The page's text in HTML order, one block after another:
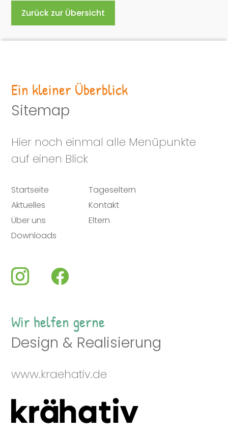
Zurück zur Übersicht
Ein kleiner Überblick
Sitemap
Hier noch einmal alle Menüpunkte
auf einen Blick
Startseite
Tageseltern
Aktuelles
Kontakt
Über uns
Eltern
Downloads
Wir helfen gerne
Design & Realisierung
www.kraehativ.de